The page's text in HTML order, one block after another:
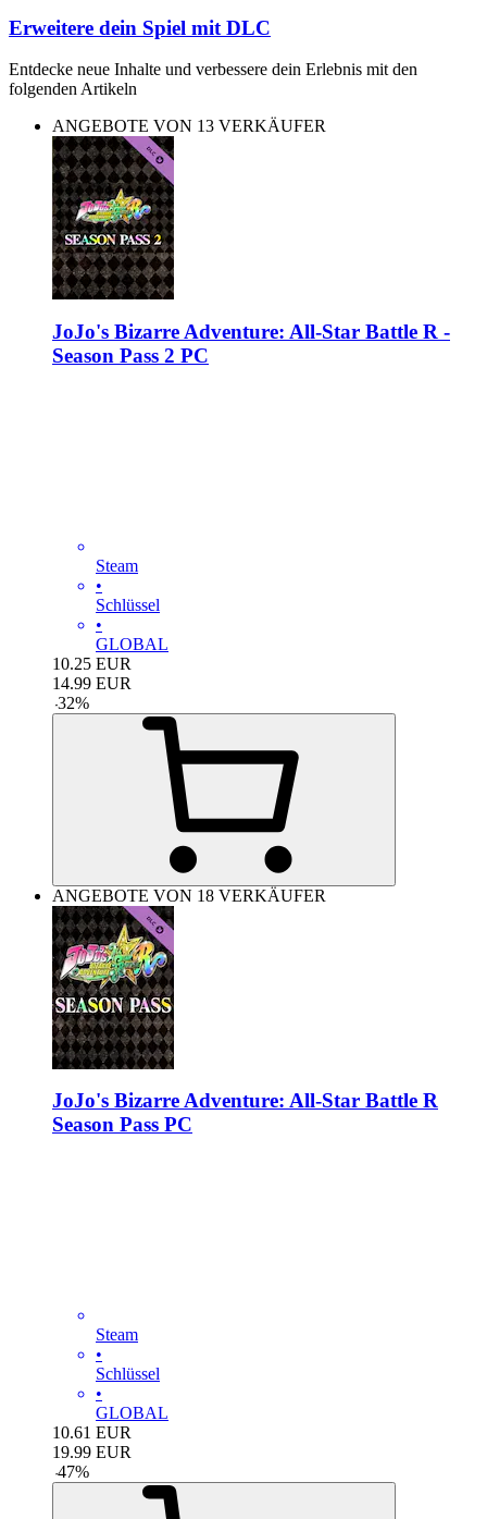
Erweitere dein Spiel mit DLC
Entdecke neue Inhalte und verbessere dein Erlebnis mit den
folgenden Artikeln
ANGEBOTE VON 13 VERKÄUFER
JoJo's Bizarre Adventure: All-Star Battle R -
Season Pass 2 PC
Steam
•
Schlüssel
•
GLOBAL
10.25 EUR
14.99 EUR
-32%
ANGEBOTE VON 18 VERKÄUFER
JoJo's Bizarre Adventure: All-Star Battle R
Season Pass PC
Steam
•
Schlüssel
•
GLOBAL
10.61 EUR
19.99 EUR
-47%